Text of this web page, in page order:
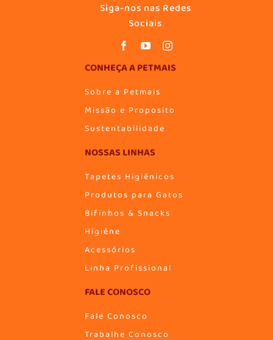
Siga-nos nas Redes
Sociais
CONHEÇA A PETMAIS
Sobre a Petmais
Missão e Proposito
Sustentabilidade
NOSSAS LINHAS
Tapetes Higiênicos
Produtos para Gatos
Bifinhos & Snacks
Higiêne
Acessórios
Linha Profissional
FALE CONOSCO
Fale Conosco
Trabalhe Conosco